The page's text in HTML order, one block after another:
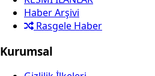
Haber Arşivi
Rasgele Haber
Kurumsal